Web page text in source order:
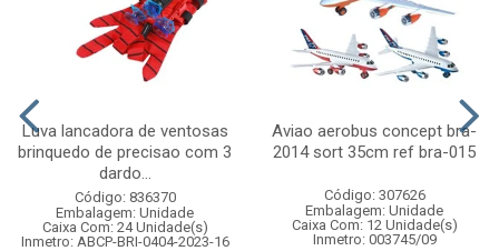
Luva lancadora de ventosas
brinquedo de precisao com 3
dardo...
Código: 836370
Embalagem: Unidade
Caixa Com: 24 Unidade(s)
Inmetro: ABCP-BRI-0404-2023-16
Aviao aerobus concept bra-
2014 sort 35cm ref bra-015
Código: 307626
Embalagem: Unidade
Caixa Com: 12 Unidade(s)
Inmetro: 003745/09